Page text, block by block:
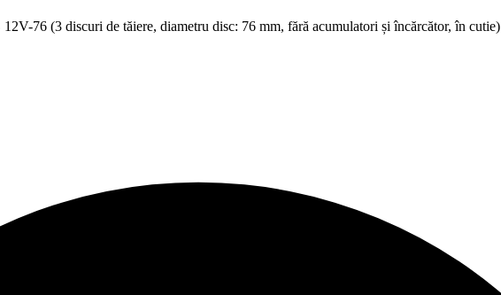
76 (3 discuri de tăiere, diametru disc: 76 mm, fără acumulatori și încărcător, în cutie)